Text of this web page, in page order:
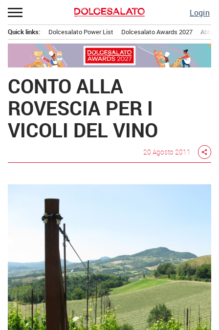
Passa
al
contenuto
Login
principale
Quick links: Dolcesalato Power List Dolcesalato Awards 2027
CONTO ALLA
ROVESCIA PER I
VICOLI DEL VINO
20 Agosto 2011 share